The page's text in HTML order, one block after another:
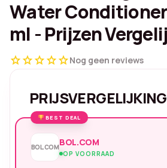
Water Conditioner
ml - Prijzen
starstarstarstarstarNog geen reviews
PRIJSVERGELIJKING
BEST DEAL
BOL.COMBOL.COM
OP VOORRAAD